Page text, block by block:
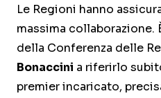
Le Regioni hanno
massima collaborazione.
della Conferenza delle
Bonaccini a riferirlo
premier incaricato,